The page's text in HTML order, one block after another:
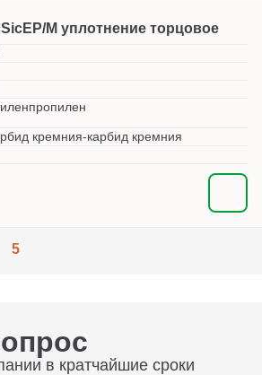
M уплотнение торцовое
кремния-карбид кремния
5
в кратчайшие сроки